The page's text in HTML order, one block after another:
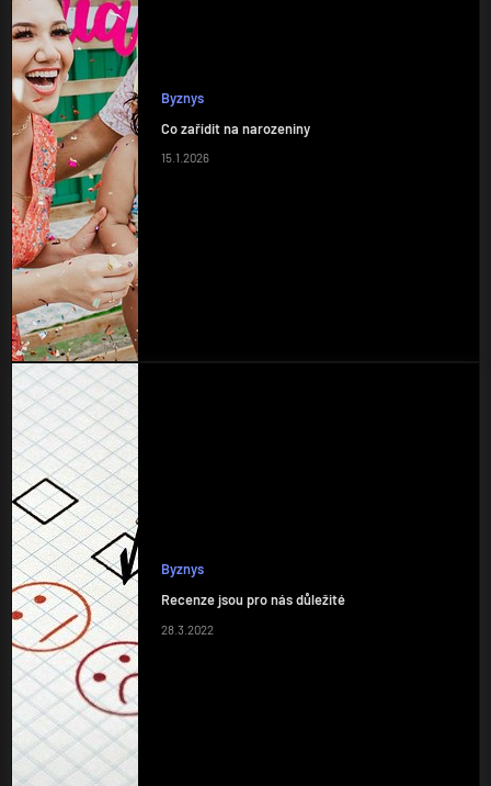
Byznys
Co zařídit na narozeniny
15.1.2026
Byznys
Recenze jsou pro nás důležité
28.3.2022